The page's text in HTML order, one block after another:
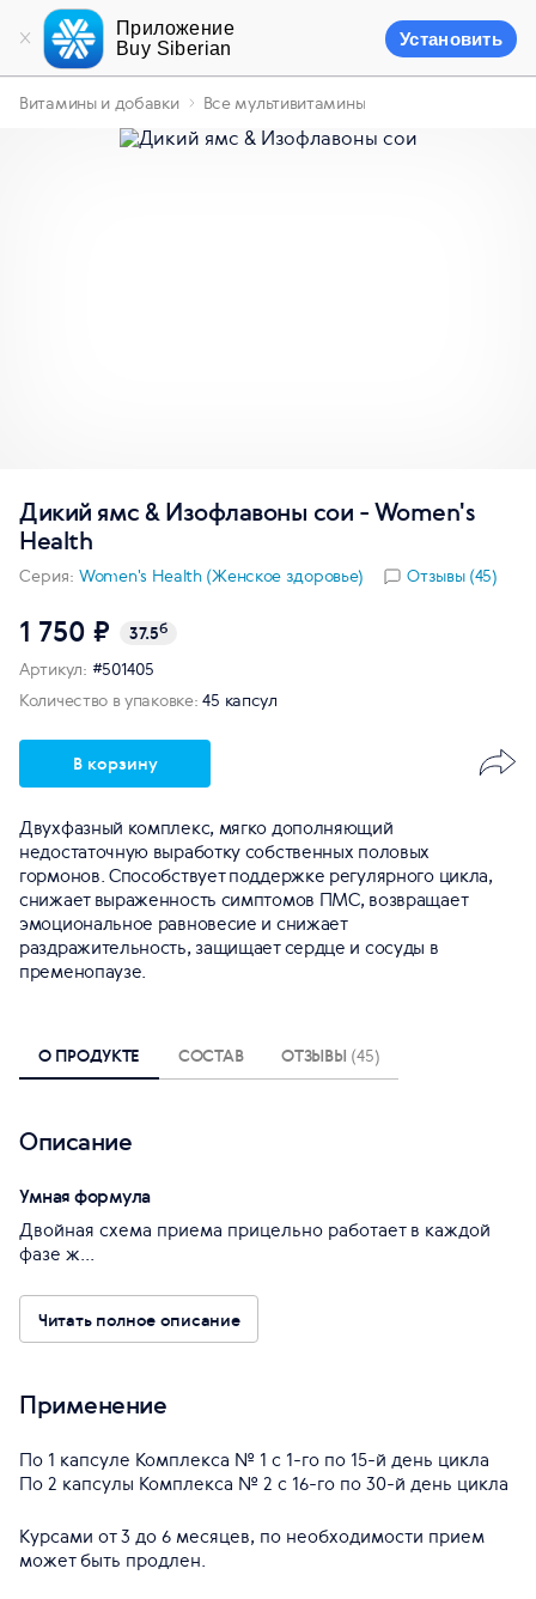
Приложение
Buy Siberian
Установить
Витамины и добавки Все мультивитамины
Дикий ямс & Изофлавоны сои - Women's
Health
Серия: Women's Health (Женское здоровье) Отзывы (45)
Двухфазный комплекс, мягко дополняющий
недостаточную выработку собственных половых
гормонов. Способствует поддержке регулярного цикла,
снижает выраженность симптомов ПМС, возвращает
эмоциональное равновесие и снижает
раздражительность, защищает сердце и сосуды в
пременопаузе.
1 750 ₽ 37.5б
Артикул: #501405
Количество в упаковке: 45 капсул
В корзину
О ПРОДУКТЕ СОСТАВ ОТЗЫВЫ (45)
Описание
Умная формула
Двойная схема приема прицельно работает в каждой
фазе ж...
Читать полное описание
Применение
По 1 капсуле Комплекса № 1 с 1-го по 15-й день цикла
По 2 капсулы Комплекса № 2 с 16-го по 30-й день цикла
Курсами от 3 до 6 месяцев, по необходимости прием
может быть продлен.